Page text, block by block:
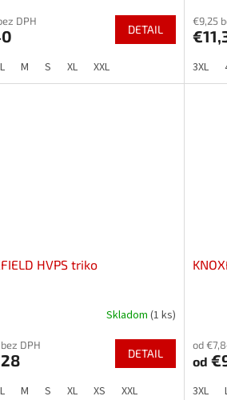
DPH
DETAIL
L M S XL XXL
€9,25
3XL
HVPS triko
Skladom (1 ks)
DPH
DETAIL
L M S XL XS XXL
od
od
3XL